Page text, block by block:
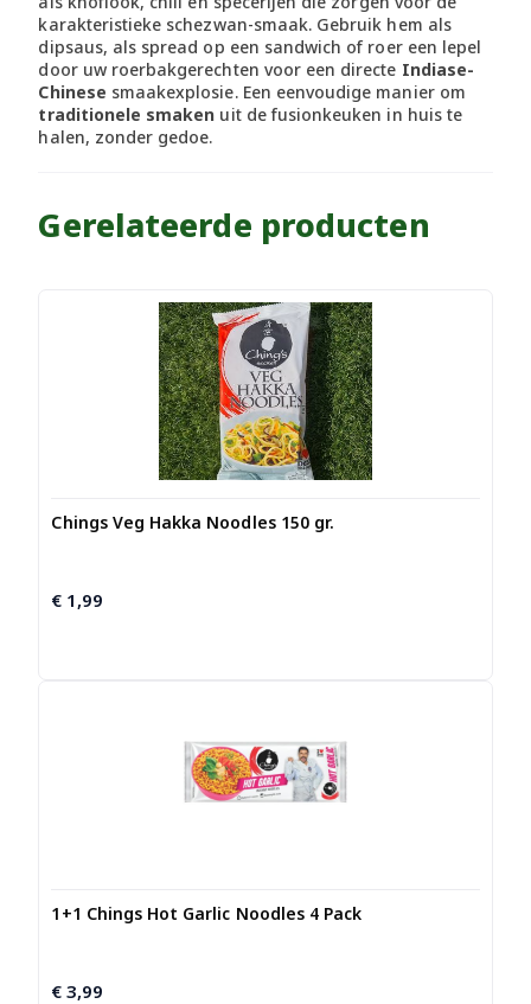
karakteristieke schezwan-smaak. Gebruik hem als
dipsaus, als spread op een sandwich of roer een lepel
door uw roerbakgerechten voor een directe Indiase-
Chinese smaakexplosie. Een eenvoudige manier om
traditionele smaken uit de fusionkeuken in huis te
halen, zonder gedoe.
Gerelateerde producten
Chings Veg Hakka Noodles 150 gr.
€ 1,99
1+1 Chings Hot Garlic Noodles 4 Pack
€ 3,99